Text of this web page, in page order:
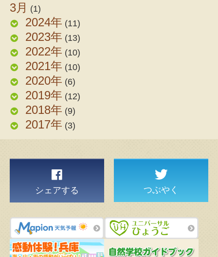
3月 (1)
2024年 (11)
2023年 (13)
2022年 (10)
2021年 (10)
2020年 (6)
2019年 (12)
2018年 (9)
2017年 (3)
シェアする つぶやく